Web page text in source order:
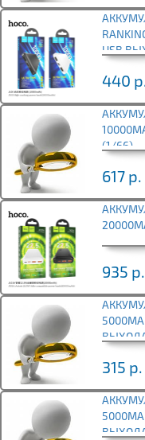
USB
440
(1/66)
617 р.
935 р.
315 р.